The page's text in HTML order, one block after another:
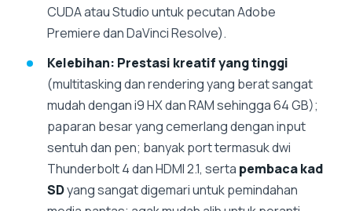
CUDA atau Studio untuk pecutan Adobe
Premiere dan DaVinci Resolve).
Kelebihan: Prestasi kreatif yang tinggi
(multitasking dan rendering yang berat sangat
mudah dengan i9 HX dan RAM sehingga 64 GB);
paparan besar yang cemerlang dengan input
sentuh dan pen; banyak port termasuk dwi
Thunderbolt 4 dan HDMI 2.1, serta pembaca kad
SDyang sangat digemari untuk pemindahan